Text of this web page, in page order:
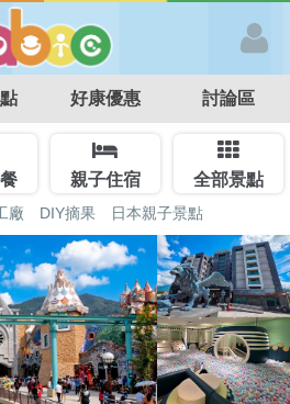
好康優惠 討論區
親子住宿 全部景點
廠 DIY摘果
日本親子景點
台北親子餐廳 溫泉泡湯SPA